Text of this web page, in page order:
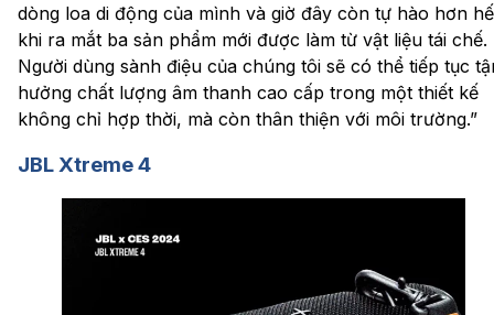
dòng loa di động của mình và giờ đây còn tự hào hơn
khi ra mắt ba sản phẩm mới được làm từ vật liệu tái chế.
Người dùng sành điệu của chúng tôi sẽ có thể tiếp tục
hưởng chất lượng âm thanh cao cấp trong một thiết kế
không chỉ hợp thời, mà còn thân thiện với môi trường.”
JBL Xtreme 4